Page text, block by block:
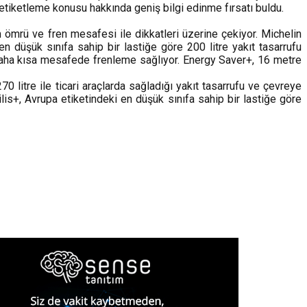
konusu hakkında geniş bilgi edinme fırsatı buldu.
ömrü ve fren mesafesi ile dikkatleri üzerine çekiyor. Michelin
düşük sınıfa sahip bir lastiğe göre 200 litre yakıt tasarrufu
kısa mesafede frenleme sağlıyor. Energy Saver+, 16 metre
litre ile ticari araçlarda sağladığı yakıt tasarrufu ve çevreye
Avrupa etiketindeki en düşük sınıfa sahip bir lastiğe göre